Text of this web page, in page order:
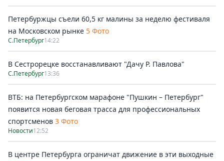
Петербуржцы съели 60,5 кг малины за неделю фестиваля
на Московском рынке 5 Фото
С.Петербург14:22
В Сестрорецке восстанавливают "Дачу Р. Павлова"
С.Петербург13:36
ВТБ: на Петербургском марафоне "Пушкин – Петербург"
появится новая беговая трасса для профессиональных
спортсменов 3 Фото
Новости12:52
В центре Петербурга ограничат движение в эти выходные